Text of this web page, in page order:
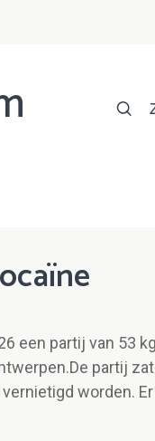
een partij van 53
partij
worden.